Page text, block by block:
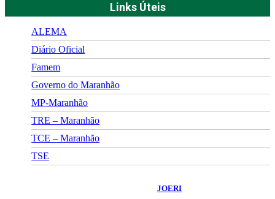
Links Úteis
ALEMA
Diário Oficial
Famem
Governo do Maranhão
MP-Maranhão
TRE – Maranhão
TCE – Maranhão
TSE
JOERI